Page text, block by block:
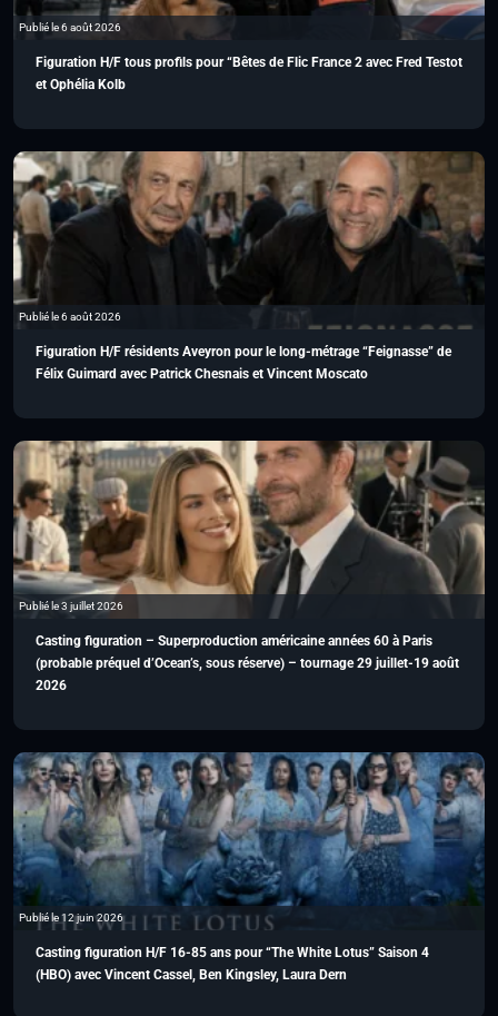
Publié le 6 août 2026
Figuration H/F tous profils pour “Bêtes de Flic France 2 avec Fred Testot
et Ophélia Kolb
Publié le 6 août 2026
Figuration H/F résidents Aveyron pour le long-métrage “Feignasse” de
Félix Guimard avec Patrick Chesnais et Vincent Moscato
Publié le 3 juillet 2026
Casting figuration – Superproduction américaine années 60 à Paris
(probable préquel d’Ocean’s, sous réserve) – tournage 29 juillet-19 août
2026
Publié le 12 juin 2026
Casting figuration H/F 16-85 ans pour “The White Lotus” Saison 4
(HBO) avec Vincent Cassel, Ben Kingsley, Laura Dern